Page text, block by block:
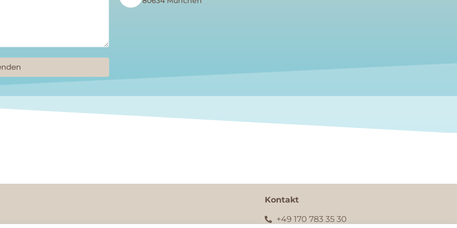
Kontakt
+49 170 783 35 30